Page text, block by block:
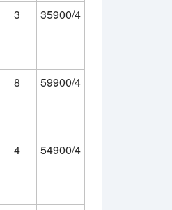
3 35900/4
8 59900/4
4 54900/4